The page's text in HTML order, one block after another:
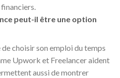
peut-il être une option
choisir son emploi du temps
Upwork et Freelancer aident
aussi de montrer